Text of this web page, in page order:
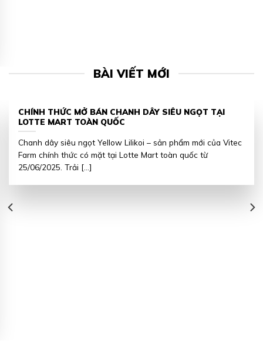
BÀI VIẾT MỚI
CHÍNH THỨC MỞ BÁN CHANH DÂY SIÊU NGỌT TẠI
LOTTE MART TOÀN QUỐC
Chanh dây siêu ngọt Yellow Lilikoi – sản phẩm mới của Vitec
Farm chính thức có mặt tại Lotte Mart toàn quốc từ
25/06/2025. Trải [...]